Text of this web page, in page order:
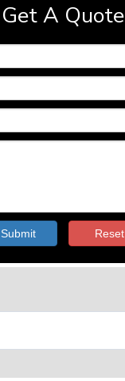
Get A Quote
Submit Reset